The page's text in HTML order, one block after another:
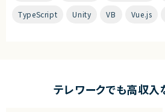
TypeScript Unity VB Vue.js
テレワークでも高収